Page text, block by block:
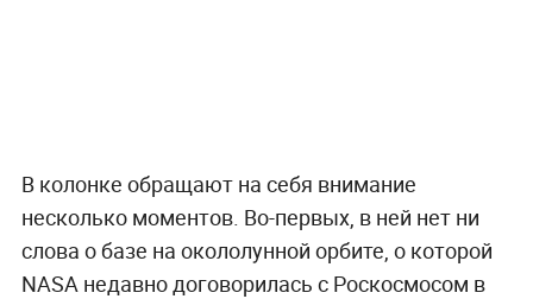
В колонке обращают на себя внимание
несколько моментов. Во-первых, в ней нет ни
слова о базе на окололунной орбите, о которой
NASA недавно договорилась с Роскосмосом в